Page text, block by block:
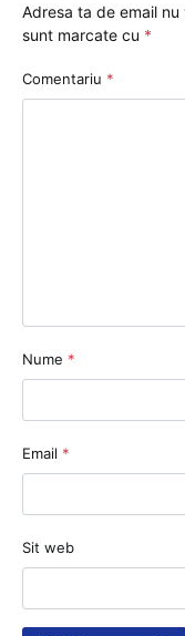
Adresa ta de email
sunt marcate cu *
Comentariu *
Nume *
Email *
Sit web